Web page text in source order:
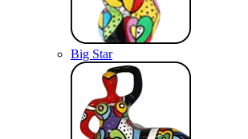
Big Star